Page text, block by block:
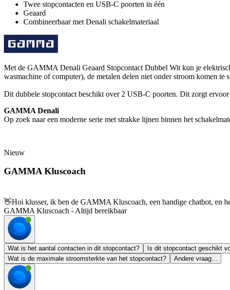
Twee stopcontacten en USB-C poorten in één
Geaard
Combineerbaar met Denali schakelmateriaal
Met de GAMMA Denali Geaard Stopcontact Dubbel Wit kun je
wasmachine of computer), de metalen delen niet onder stroom komen te
Dit dubbele stopcontact beschikt over 2 USB-C poorten. Dit zorgt
GAMMA Denali
Op zoek naar een moderne serie met strakke lijnen binnen het
Nieuw
GAMMA Kluscoach
👋Hoi klusser, ik ben de GAMMA Kluscoach, een handige chatbot, en
GAMMA Kluscoach - Altijd bereikbaar
Wat is het aantal contacten in dit stopcontact? Is dit stopcontact geschikt
Wat is de maximale stroomsterkte van het stopcontact?
Andere vraag...